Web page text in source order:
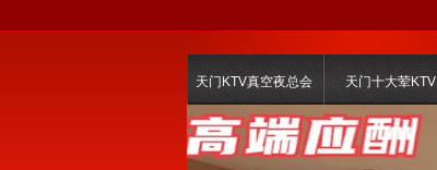
天门KTV真空夜总会 天门十大荤KTV